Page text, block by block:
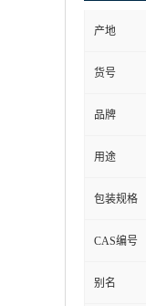
产地
货号
品牌
用途
包装规格
CAS编号
别名